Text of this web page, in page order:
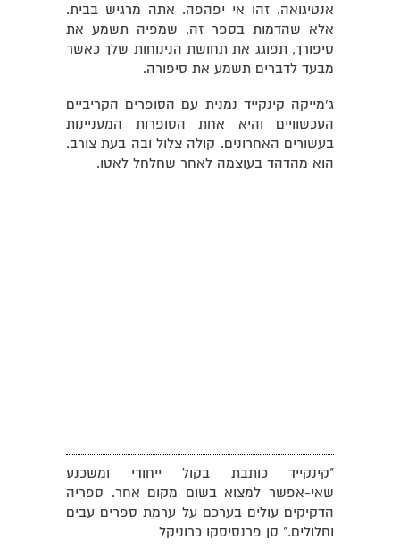
אנטיגואה. זהו אי יפהפה. אתה מרגיש בבית.
אלא שהדמות בספר זה, שמפיה תשמע את
סיפורך, תפוגג את תחושת הנינוחות שלך כאשר
מבעד לדברים תשמע את סיפורה.
ג'מייקה קינקייד נמנית עם הסופרים הקריביים
העכשוויים והיא אחת הסופרות המעניינות
בעשורים האחרונים. קולה צלול ובה בעת צורב.
הוא מהדהד בעוצמה לאחר שחלחל לאטו.
"קינקייד כותבת בקול ייחודי ומשכנע
שאי-אפשר למצוא בשום מקום אחר. ספריה
הדקיקים עולים בערכם על ערמת ספרים עבים
וחלולים." סן פרנסיסקו כרוניקל